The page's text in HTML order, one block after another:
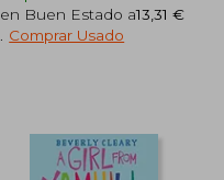
5%
dcto.
en Buen Estado a13,31 €
Comprar Usado